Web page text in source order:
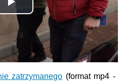
Odtwórz
wideo
zatrzymanego (format mp4 -